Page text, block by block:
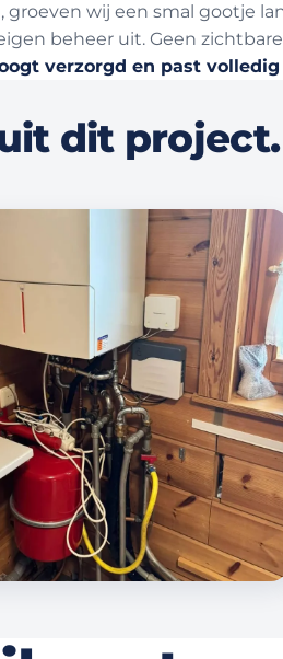
groeven wij een smal gootje
beheer uit. Geen
verzorgd en past
dit project.